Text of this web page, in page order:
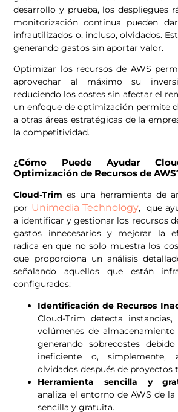
desarrollo y prueba, los despliegues
monitorización continua pueden
infrautilizados o, incluso, olvidados.
generando gastos sin aportar valor.
Optimizar los recursos de AWS
aprovechar al máximo su
reduciendo los costes sin afectar el
un enfoque de optimización permite
a otras áreas estratégicas de la
la competitividad.
¿Cómo Puede Ayudar
Optimización de Recursos de
Cloud-Trim es una herramienta de
por Unimedia Technology, que
a identificar y gestionar los recursos
gastos innecesarios y mejorar la
radica en que no solo muestra los
que proporciona un análisis
señalando aquellos que están
configurados:
Identificación de Recursos
Cloud-Trim detecta
volúmenes de
generando sobrecostes
ineficiente o,
olvidados después de proyectos
Herramienta sencilla y
analiza el entorno de AWS de
sencilla y gratuita.